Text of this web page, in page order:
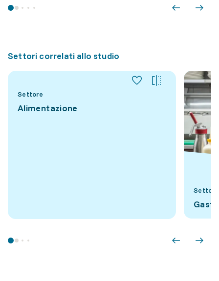
Settori correlati allo studio
Settore
Alimentazione
Settore